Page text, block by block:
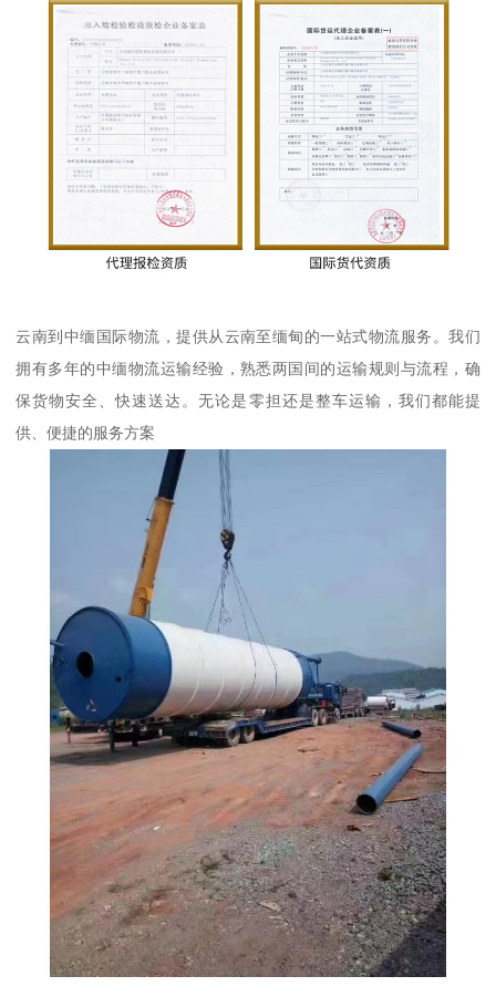
云南到中缅国际物流，提供从云南至缅甸的一站式物流服务。我们
拥有多年的中缅物流运输经验，熟悉两国间的运输规则与流程，确
保货物安全、快速送达。无论是零担还是整车运输，我们都能提
供、便捷的服务方案